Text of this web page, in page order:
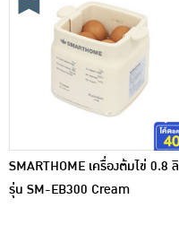
SMARTHOME เครื่องต้มไข่ 0.8
รุ่น SM-EB300 Cream